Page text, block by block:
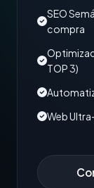
SEO
compra
TOP 3)
Web